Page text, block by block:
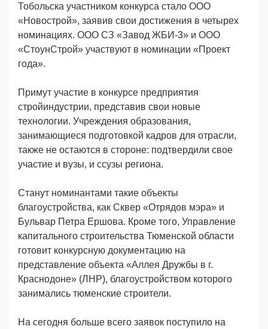
Тобольска участником конкурса стало ООО
«Новострой», заявив свои достижения в четырех
номинациях. ООО СЗ «Завод ЖБИ-3» и ООО
«СтоунСтрой» участвуют в номинации «Проект
года».
Примут участие в конкурсе предприятия
стройиндустрии, представив свои новые
технологии. Учреждения образования,
занимающиеся подготовкой кадров для отрасли,
также не остаются в стороне: подтвердили свое
участие и вузы, и ссузы региона.
Станут номинантами такие объекты
благоустройства, как Сквер «Отрядов мэра» и
Бульвар Петра Ершова. Кроме того, Управление
капитального строительства Тюменской области
готовит конкурсную документацию на
представление объекта «Аллея Дружбы в г.
Краснодоне» (ЛНР), благоустройством которого
занимались тюменские строители.
На сегодня больше всего заявок поступило на